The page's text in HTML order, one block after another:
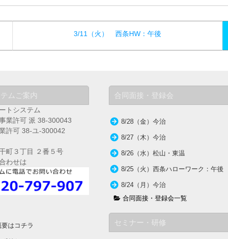
3/11（火） 西条HW：午後
ムご案内
トシステム
業許可 派 38-300043
許可 38-ユ-300042
町３丁目 ２番５号
わせは
はコチラ
合同面接・登録会
8/28（金）今治
8/27（木）今治
8/26（水）松山・東温
8/25（火）西条ハローワーク：午後
8/24（月）今治
合同面接・登録会一覧
セミナー・研修